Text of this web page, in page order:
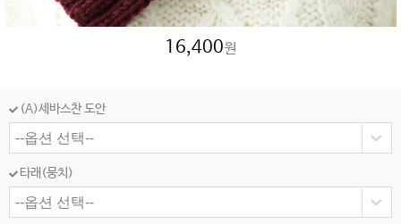
16,400원
(A)세바스찬 도안
타래(뭉치)